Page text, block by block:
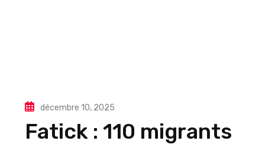
décembre 10, 2025
Fatick : 110 migrants